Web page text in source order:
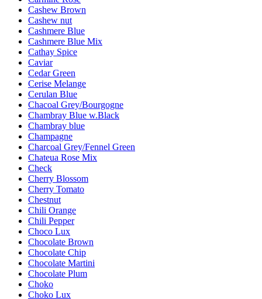
Cashew Brown
Cashew nut
Cashmere Blue
Cashmere Blue Mix
Cathay Spice
Caviar
Cedar Green
Cerise Melange
Cerulan Blue
Chacoal Grey/Bourgogne
Chambray Blue w.Black
Chambray blue
Champagne
Charcoal Grey/Fennel Green
Chateua Rose Mix
Check
Cherry Blossom
Cherry Tomato
Chestnut
Chili Orange
Chili Pepper
Choco Lux
Chocolate Brown
Chocolate Chip
Chocolate Martini
Chocolate Plum
Choko
Choko Lux